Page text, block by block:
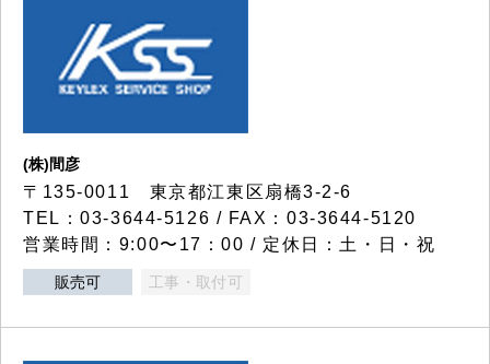
(株)間彦
〒135-0011 東京都江東区扇橋3-2-6
TEL：03-3644-5126 / FAX：03-3644-5120
営業時間：9:00〜17：00 / 定休日：土・日・祝
販売可 工事・取付可